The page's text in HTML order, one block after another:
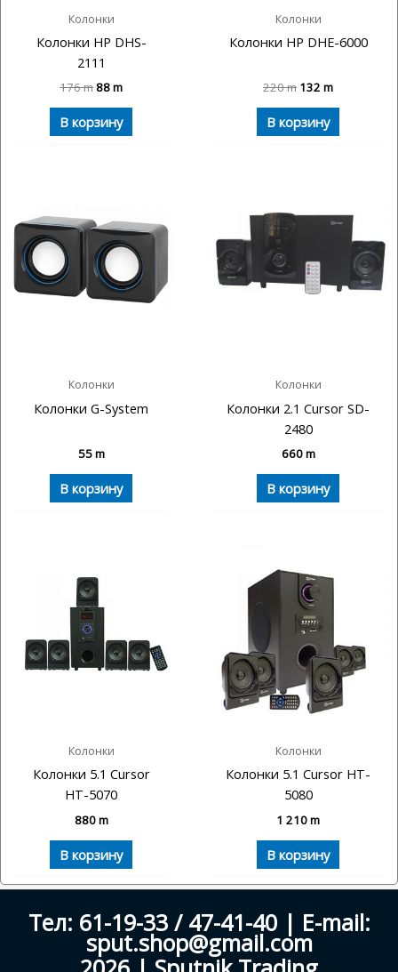
Колонки
Колонки HP DHS-
2111
176m88m
В корзину
Колонки
Колонки HP DHE-6000
220m 132 m
В корзину
Колонки
Колонки G-System
55m
В корзину
Колонки
Колонки 2.1 Cursor SD-
2480
660m
В корзину
Колонки
Колонки 5.1 Cursor
HT-5070
880m
В корзину
Колонки
Колонки 5.1 Cursor HT-
5080
1 210m
В корзину
Тел: 61-19-33 / 47-41-40 | E-mail:
sput.shop@gmail.com